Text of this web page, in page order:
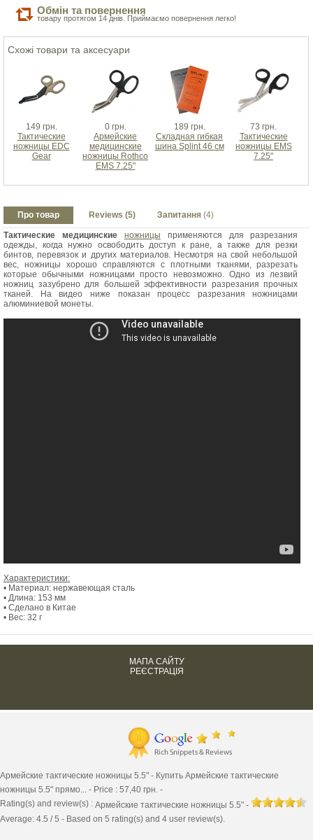
Обмін та повернення
товару протягом 14 днів. Приймаємо повернення легко!
Схожі товари та аксесуари
149 грн.
Тактические
ножницы EDC
Gear
0 грн.
Армейские
медицинские
ножницы Rothco
EMS 7.25"
189 грн.
Складная гибкая
шина Splint 46 см
73 грн.
Тактические
ножницы EMS
7.25"
Про товар Reviews (5) Запитання (4)
Тактические медицинские ножницы применяются для разрезания
одежды, когда нужно освободить доступ к ране, а также для резки
бинтов, перевязок и других материалов. Несмотря на свой небольшой
вес, ножницы хорошо справляются с плотными тканями, разрезать
которые обычными ножницами просто невозможно. Одно из лезвий
ножниц зазубрено для большей эффективности разрезания прочных
тканей. На видео ниже показан процесс разрезания ножницами
алюминиевой монеты.
Характеристики:
• Материал: нержавеющая сталь
• Длина: 153 мм
• Сделано в Китае
• Вес: 32 г
МАПА САЙТУ
РЕЄСТРАЦІЯ
Армейские тактические ножницы 5.5" - Купить Армейские тактические
ножницы 5.5" прямо... - Price : 57,40 грн. -
Rating(s) and review(s) : Армейские тактические ножницы 5.5" -
Average: 4.5 /5 - Based on 5 rating(s) and 4 user review(s).